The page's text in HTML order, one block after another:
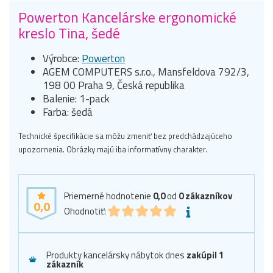
Powerton Kancelárske ergonomické
kreslo Tina, šedé
Výrobce: Powerton
AGEM COMPUTERS s.r.o., Mansfeldova 792/3,
198 00 Praha 9, Česká republika
Balenie: 1-pack
Farba: šedá
Technické špecifikácie sa môžu zmeniť bez predchádzajúceho
upozornenia. Obrázky majú iba informatívny charakter.
0,0
Priemerné hodnotenie 0,0od 0zákazníkov
Ohodnotiť:
Produkty kancelársky nábytok dnes zakúpil 1
zákazník